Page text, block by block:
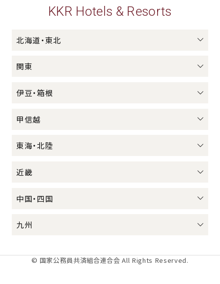
KKR Hotels & Resorts
北海道・東北
関東
伊豆・箱根
甲信越
東海・北陸
近畿
中国・四国
九州
© 国家公務員共済組合連合会 All Rights Reserved.